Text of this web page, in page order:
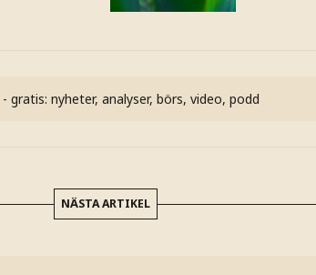
- gratis: nyheter, analyser, börs, video, podd
NÄSTA ARTIKEL